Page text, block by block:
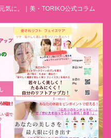
気に。｜美・TORIKO公式コラム